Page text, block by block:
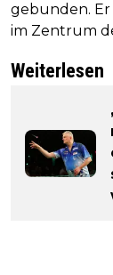
gebunden. Er
im Zentrum
Weiterlesen